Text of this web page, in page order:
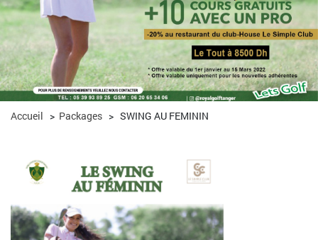
Accueil > Packages > SWING AU FEMININ